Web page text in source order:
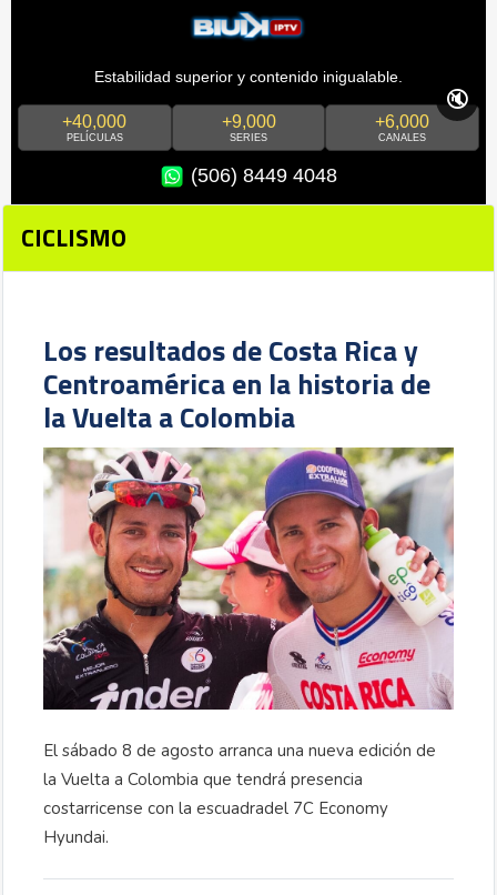
Estabilidad superior y contenido inigualable.
+40,000
PELÍCULAS
+9,000
SERIES
+6,000
CANALES
(506) 8449 4048
🔇
CICLISMO
Los resultados de Costa Rica y
Centroamérica en la historia de
la Vuelta a Colombia
El sábado 8 de agosto arranca una nueva edición de
la Vuelta a Colombia que tendrá presencia
costarricense con la escuadradel 7C Economy
Hyundai.